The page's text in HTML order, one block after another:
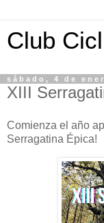
Club
sábado, 4 de
XIII
Comienza el año
Serragatina Épica!